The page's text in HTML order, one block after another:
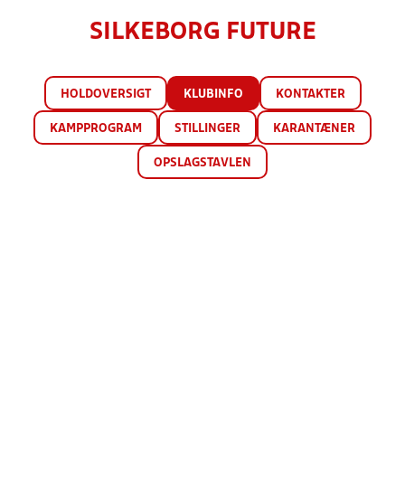
SILKEBORG FUTURE
HOLDOVERSIGT KLUBINFO KONTAKTER
KAMPPROGRAM STILLINGER KARANTÆNER
OPSLAGSTAVLEN